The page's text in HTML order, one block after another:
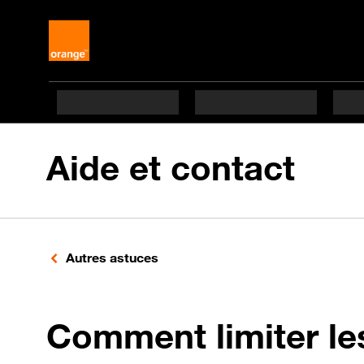
Aide et contact
Autres astuces
Comment limiter